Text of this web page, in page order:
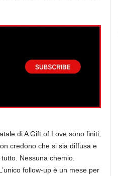
di A Gift of Love sono finiti,
credono che si sia diffusa e
Nessuna chemio.
follow-up è un mese per